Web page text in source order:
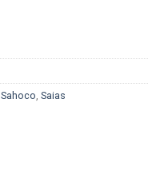
Sahoco, Saias